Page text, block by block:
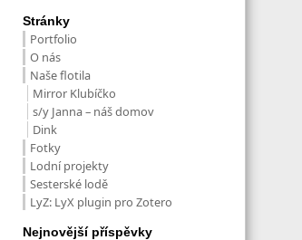
Stránky
Portfolio
O nás
Naše flotila
Mirror Klubíčko
s/y Janna – náš domov
Dink
Fotky
Lodní projekty
Sesterské lodě
LyZ: LyX plugin pro Zotero
Nejnovější příspěvky